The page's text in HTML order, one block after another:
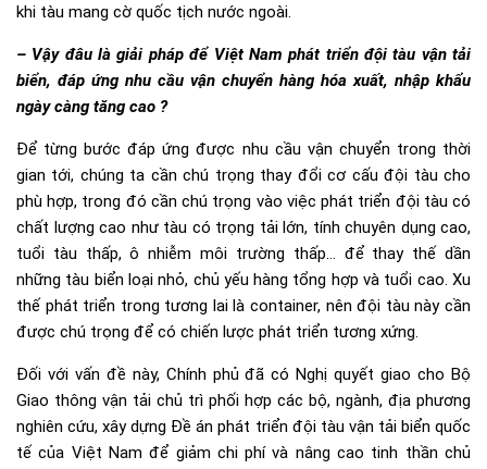
khi tàu mang cờ quốc tịch nước ngoài.
– Vậy đâu là giải pháp để Việt Nam phát triển đội tàu vận tải
biển, đáp ứng nhu cầu vận chuyển hàng hóa xuất, nhập khẩu
ngày càng tăng cao ?
Để từng bước đáp ứng được nhu cầu vận chuyển trong thời
gian tới, chúng ta cần chú trọng thay đổi cơ cấu đội tàu cho
phù hợp, trong đó cần chú trọng vào việc phát triển đội tàu có
chất lượng cao như tàu có trọng tải lớn, tính chuyên dụng cao,
tuổi tàu thấp, ô nhiễm môi trường thấp… để thay thế dần
những tàu biển loại nhỏ, chủ yếu hàng tổng hợp và tuổi cao. Xu
thế phát triển trong tương lai là container, nên đội tàu này cần
được chú trọng để có chiến lược phát triển tương xứng.
Đối với vấn đề này, Chính phủ đã có Nghị quyết giao cho Bộ
Giao thông vận tải chủ trì phối hợp các bộ, ngành, địa phương
nghiên cứu, xây dựng Đề án phát triển đội tàu vận tải biển quốc
tế của Việt Nam để giảm chi phí và nâng cao tinh thần chủ